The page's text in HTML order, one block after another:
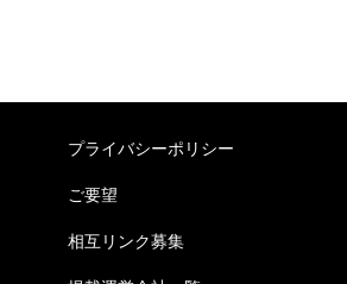
プライバシーポリシー
ご要望
相互リンク募集